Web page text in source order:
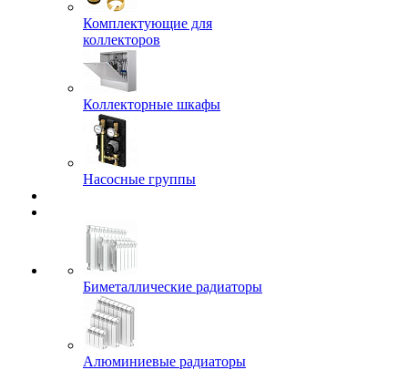
Комплектующие для
коллекторов
Коллекторные шкафы
Насосные группы
Биметаллические радиаторы
Алюминиевые радиаторы